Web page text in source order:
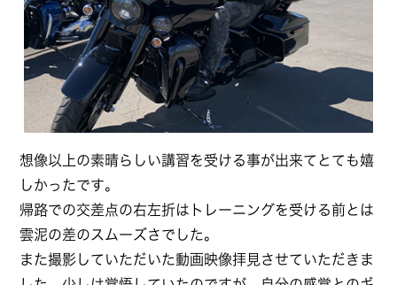
想像以上の素晴らしい講習を受ける事が出来てとても嬉
しかったです。
帰路での交差点の右左折はトレーニングを受ける前とは
雲泥の差のスムーズさでした。
また撮影していただいた動画映像拝見させていただきま